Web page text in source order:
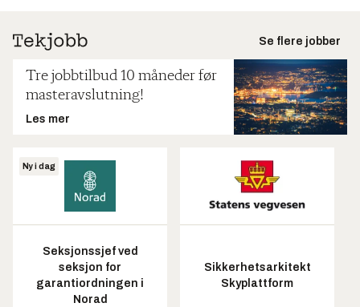
Se flere jobber
Tre jobbtilbud 10 måneder før
masteravslutning!
Les mer
Ny i dag
Seksjonssjef ved
seksjon for
garantiordningen i
Norad
Sikkerhetsarkitekt
Skyplattform